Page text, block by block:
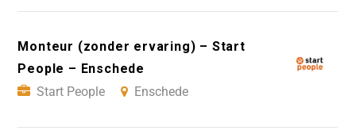
Monteur (zonder ervaring) – Start
People – Enschede
Start People
Enschede